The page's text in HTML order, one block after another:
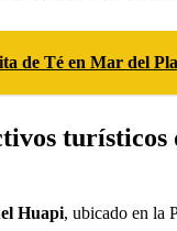
de Té en Mar del
turísticos
Huapi, ubicado en la